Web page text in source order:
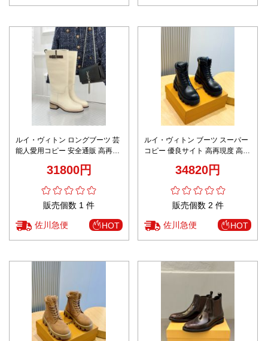
ルイ・ヴィトン ロングブーツ 芸
能人愛用コピー 安全通販 高再現
仕様 丁寧な縫製 高級感漂う仕上
31800円
販売個数 1 件
佐川急便 HOT
ルイ・ヴィトン ブーツ スーパー
コピー 優良サイト 高再現度 高級
派モデル 丁寧な縫製 安心通販
34820円
販売個数 2 件
佐川急便 HOT